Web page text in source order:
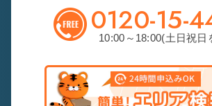
0120-15-
10:00～18:00(土日祝日